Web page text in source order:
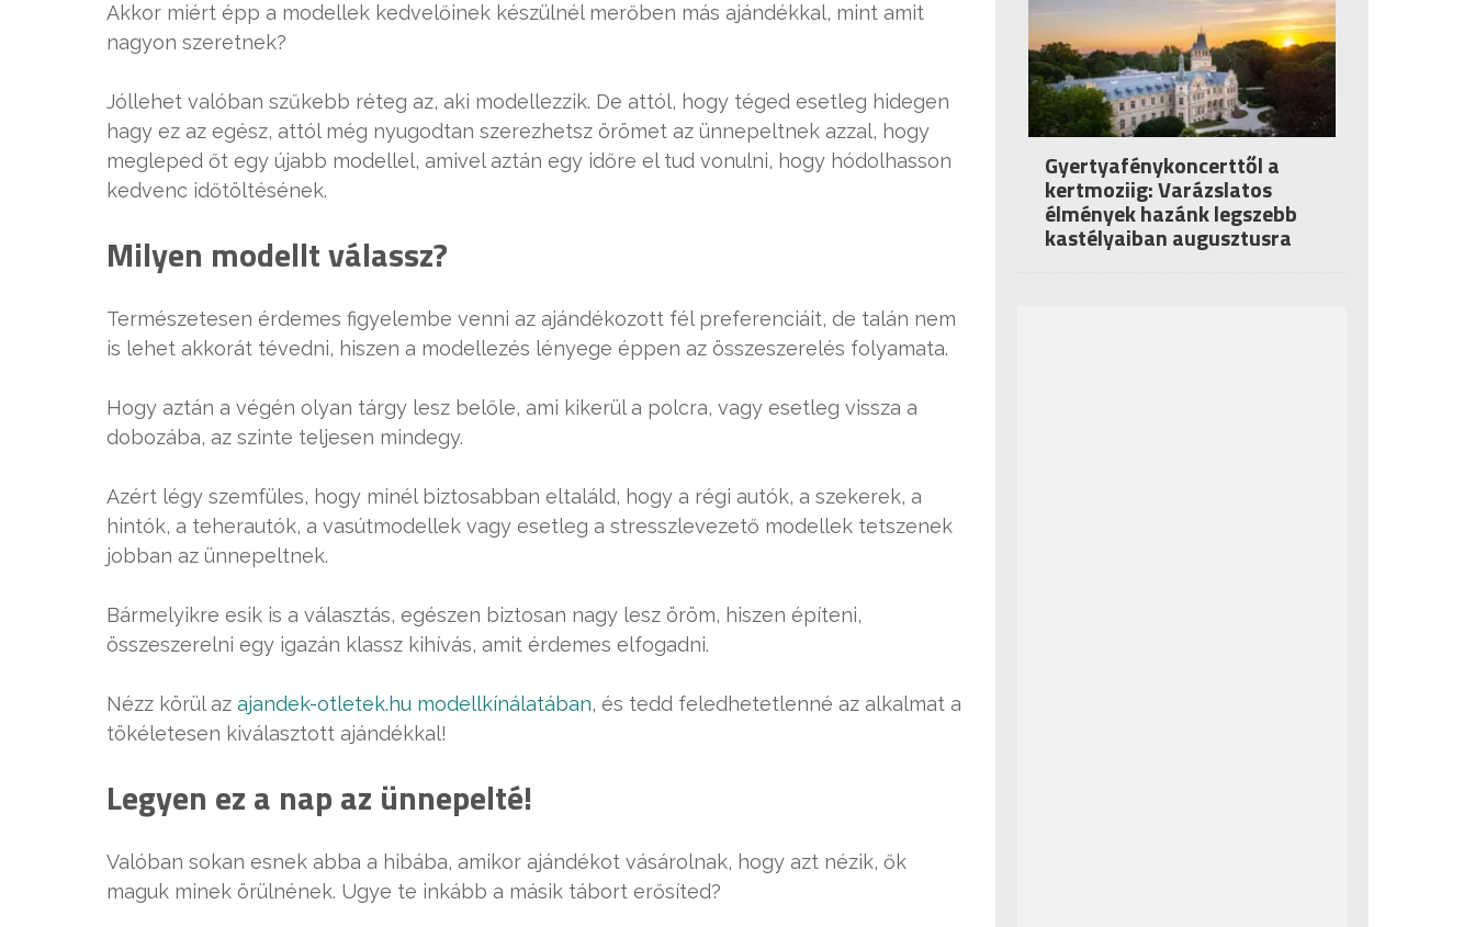
Akkor miért épp a modellek kedvelőinek készülnél merőben más ajándékkal, mint amit
nagyon szeretnek?
Jóllehet valóban szűkebb réteg az, aki modellezzik. De attól, hogy téged esetleg hidegen
hagy ez az egész, attól még nyugodtan szerezhetsz örömet az ünnepeltnek azzal, hogy
megleped őt egy újabb modellel, amivel aztán egy időre el tud vonulni, hogy hódolhasson
kedvenc időtöltésének.
Milyen modellt válassz?
Természetesen érdemes figyelembe venni az ajándékozott fél preferenciáit, de talán nem
is lehet akkorát tévedni, hiszen a modellezés lényege éppen az összeszerelés folyamata.
Hogy aztán a végén olyan tárgy lesz belőle, ami kikerül a polcra, vagy esetleg vissza a
dobozába, az szinte teljesen mindegy.
Azért légy szemfüles, hogy minél biztosabban eltaláld, hogy a régi autók, a szekerek, a
hintók, a teherautók, a vasútmodellek vagy esetleg a stresszlevezető modellek tetszenek
jobban az ünnepeltnek.
Bármelyikre esik is a választás, egészen biztosan nagy lesz öröm, hiszen építeni,
összeszerelni egy igazán klassz kihívás, amit érdemes elfogadni.
Nézz körül az ajandek-otletek.hu modellkínálatában, és tedd feledhetetlenné az alkalmat a
tökéletesen kiválasztott ajándékkal!
Legyen ez a nap az ünnepelté!
Valóban sokan esnek abba a hibába, amikor ajándékot vásárolnak, hogy azt nézik, ők
maguk minek örülnének. Ugye te inkább a másik tábort erősíted?
Gyertyafénykoncerttől a
kertmoziig: Varázslatos
élmények hazánk legszebb
kastélyaiban augusztusra